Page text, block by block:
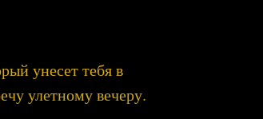
унесет тебя в
улетному вечеру.